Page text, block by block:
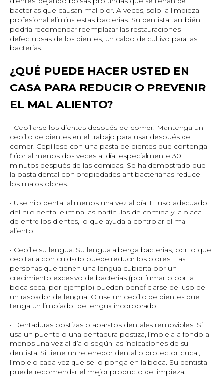
bacterias que causan mal olor. A veces, solo la limpieza
profesional elimina estas bacterias. Su dentista también
podría recomendar reemplazar las restauraciones
defectuosas de los dientes, un caldo de cultivo para las
bacterias.
¿QUÉ PUEDE HACER USTED EN
CASA PARA REDUCIR O PREVENIR
EL MAL ALIENTO?
• Cepillarse los dientes después de comer. Mantenga un
cepillo de dientes en el trabajo para usar después de
comer. Cepíllese con una pasta de dientes que contenga
flúor al menos dos veces al día, especialmente 30
minutos después de las comidas. Se ha demostrado que
la pasta dental con propiedades antibacterianas reduce
los malos olores.
• Use hilo dental al menos una vez al día. El uso adecuado
del hilo dental elimina las partículas de comida y la placa
de entre los dientes, lo que ayuda a controlar el mal
aliento.
• Cepille su lengua. Su lengua alberga bacterias, por lo que
cepillarla con cuidado puede reducir los olores. Las
personas que tienen una lengua cubierta por un
crecimiento excesivo de bacterias (por fumar o por la
boca seca, por ejemplo) pueden beneficiarse del uso de
un raspador de lengua. O use un cepillo de dientes que
tenga un limpiador de lengua incorporado.
• Dentaduras postizas o aparatos dentales removibles: Si
usa un puente o una dentadura postiza, límpiela a fondo al
menos una vez al día o según las indicaciones de su
dentista. Si tiene un retenedor dental o protector bucal,
límpielo cada vez que se lo ponga en la boca. Su dentista
puede recomendar el mejor producto de limpieza.